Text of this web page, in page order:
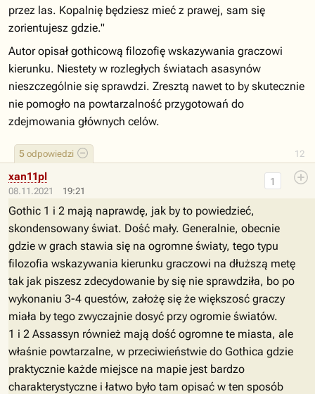
12
5 odpowiedzi
przez las. Kopalnię będziesz mieć z prawej, sam się
zorientujesz gdzie."
Autor opisał gothicową filozofię wskazywania graczowi
kierunku. Niestety w rozległych światach asasynów
nieszczególnie się sprawdzi. Zresztą nawet to by skutecznie
nie pomogło na powtarzalność przygotowań do
zdejmowania głównych celów.
08.11.2021 19:21
1
xan11pl
Gothic 1 i 2 mają naprawdę, jak by to powiedzieć,
skondensowany świat. Dość mały. Generalnie, obecnie
gdzie w grach stawia się na ogromne światy, tego typu
filozofia wskazywania kierunku graczowi na dłuższą metę
tak jak piszesz zdecydowanie by się nie sprawdziła, bo po
wykonaniu 3-4 questów, założę się że większosć graczy
miała by tego zwyczajnie dosyć przy ogromie światów.
1 i 2 Assassyn również mają dość ogromne te miasta, ale
właśnie powtarzalne, w przeciwieństwie do Gothica gdzie
praktycznie każde miejsce na mapie jest bardzo
charakterystyczne i łatwo było tam opisać w ten sposób